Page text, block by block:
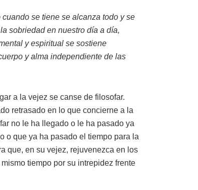
se tiene se alcanza todo y se
sobriedad en nuestro día a día,
y espiritual se sostiene
y alma independiente de las
a la vejez se canse de filosofar.
retrasado en lo que concierne a la
no le ha llegado o le ha pasado ya
o que ya ha pasado el tiempo para la
que, en su vejez, rejuvenezca en los
tiempo por su intrepidez frente